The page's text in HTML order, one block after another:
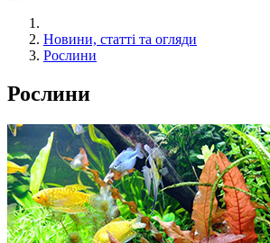
Новини, статті та огляди
Рослини
Рослини